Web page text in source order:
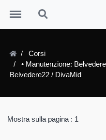
Menu Search
Corsi
• Manutenzione:
Belvedere22 / DivaMid
Mostra sulla pagina : 1